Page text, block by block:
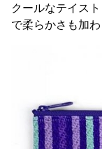
クールなテイス
で柔らかさも加